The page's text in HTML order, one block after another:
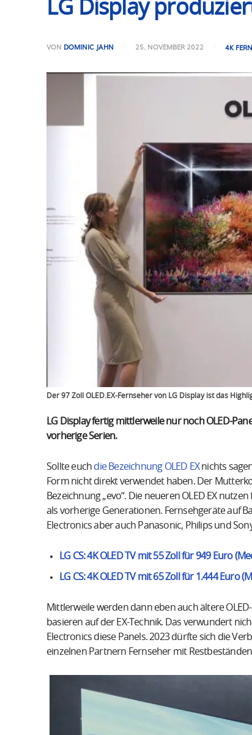
LG Display
VON DOMINIC JAHN 25. NOVEMBER 2022 4K
Der 97 Zoll OLED.EX-Fernseher von LG Display ist das
LG Display fertig mittlerweile nur noch OLED-
vorherige Serien.
Sollte euch die Bezeichnung OLED EXnichts
Form nicht direkt verwendet haben. Der
Bezeichnung „evo“. Die neueren OLED EX
als vorherige Generationen. Fernsehgeräte auf
Electronics aber auch Panasonic, Philips und
LG CS: 4K OLED TV mit 55 Zoll für 949 Euro
LG CS: 4K OLED TV mit 65 Zoll für 1.444 Euro
Mittlerweile werden dann eben auch ältere
basieren auf der EX-Technik. Das verwundert
Electronics diese Panels. 2023 dürfte sich die
einzelnen Partnern Fernseher mit